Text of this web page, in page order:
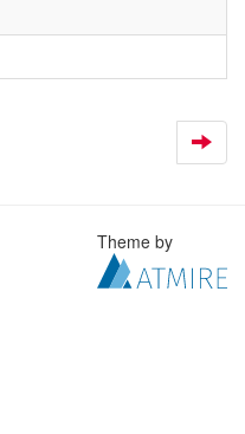
Theme by